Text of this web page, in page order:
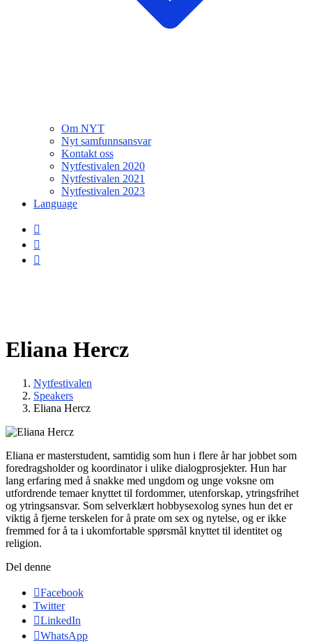
Om NYT
Nyt samfunnsansvar
Kontakt oss
Nytfestivalen 2020
Nytfestivalen 2021
Nytfestivalen 2023
Language
Eliana Hercz
Nytfestivalen
Speakers
Eliana Hercz
Eliana er masterstudent, samtidig som hun i flere år har jobbet som
foredragsholder og koordinator i ulike dialogprosjekter. Hun har
lang erfaring med å snakke med ungdom og unge voksne om
utfordrende temaer knyttet til fordommer, utenforskap, ytringsfrihet
og ytringsansvar. Som selverklært hobbysexolog synes hun det er
viktig å fjerne terskelen for å prate om sex og nytelse, og er ikke
fremmed for å ta i ukomfortable spørsmål knyttet til identitet og
religion.
Del denne
Facebook
Twitter
LinkedIn
WhatsApp